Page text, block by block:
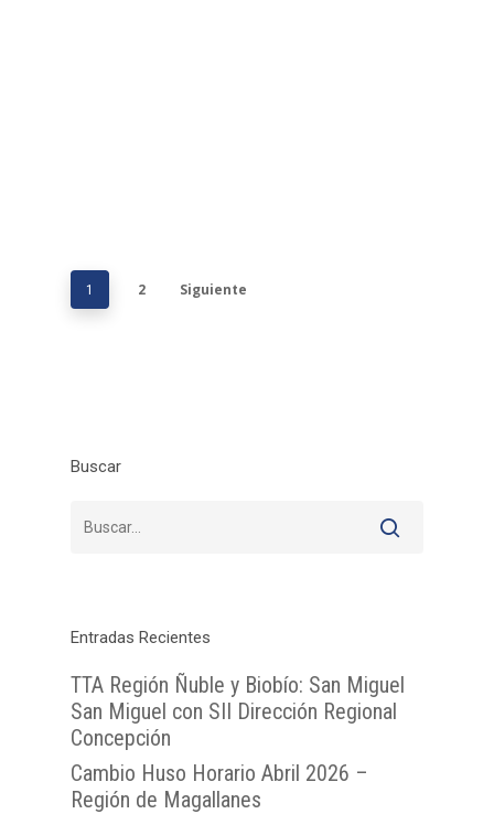
1 2 Siguiente
Buscar
Entradas Recientes
TTA Región Ñuble y Biobío: San Miguel
San Miguel con SII Dirección Regional
Concepción
Cambio Huso Horario Abril 2026 –
Región de Magallanes